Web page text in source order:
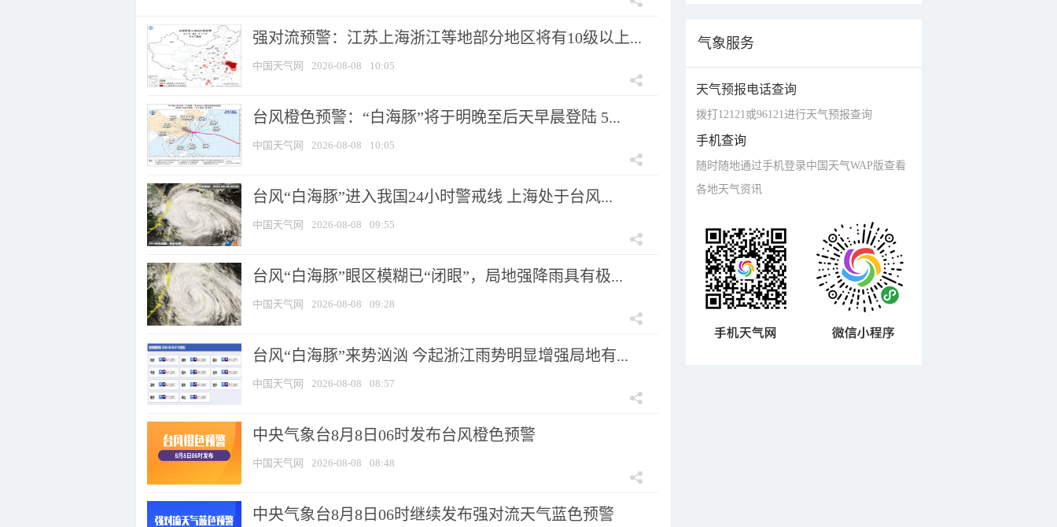
强对流预警：江苏上海浙江等地部分地区将有10级以上...
中国天气网 2026-08-08 10:05
台风橙色预警：“白海豚”将于明晚至后天早晨登陆 5...
中国天气网 2026-08-08 10:05
台风“白海豚”进入我国24小时警戒线 上海处于台风...
中国天气网 2026-08-08 09:55
台风“白海豚”眼区模糊已“闭眼”，局地强降雨具有极...
中国天气网 2026-08-08 09:28
台风“白海豚”来势汹汹 今起浙江雨势明显增强局地有...
中国天气网 2026-08-08 08:57
中央气象台8月8日06时发布台风橙色预警
中国天气网 2026-08-08 08:48
中央气象台8月8日06时继续发布强对流天气蓝色预警
气象服务
天气预报电话查询
拨打12121或96121进行天气预报查询
手机查询
随时随地通过手机登录中国天气WAP版查看
各地天气资讯